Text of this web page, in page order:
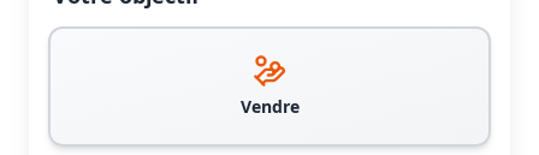
Vendre